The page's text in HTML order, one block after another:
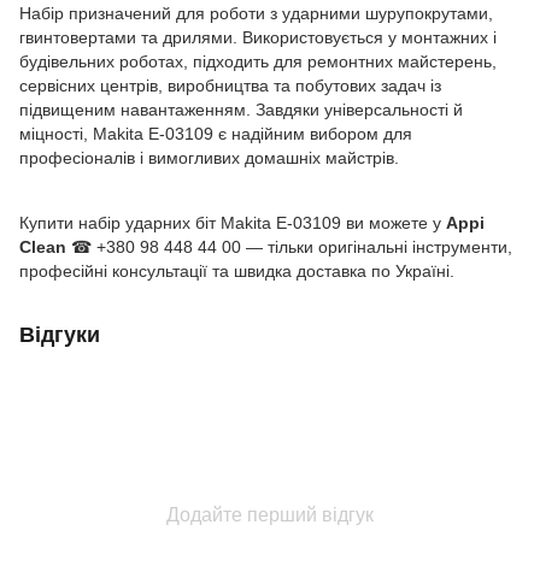
Набір призначений для роботи з ударними шурупокрутами,
гвинтовертами та дрилями. Використовується у монтажних і
будівельних роботах, підходить для ремонтних майстерень,
сервісних центрів, виробництва та побутових задач із
підвищеним навантаженням. Завдяки універсальності й
міцності, Makita E-03109 є надійним вибором для
професіоналів і вимогливих домашніх майстрів.
Купити набір ударних біт Makita E-03109 ви можете у Appi
Clean ☎ +380 98 448 44 00 — тільки оригінальні інструменти,
професійні консультації та швидка доставка по Україні.
Відгуки
Додайте перший відгук